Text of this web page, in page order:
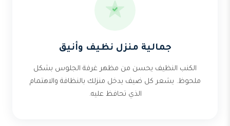
جمالية منزل نظيف وأنيق
الكنب النظيف يحسن من مظهر غرفة الجلوس بشكل
ملحوظ. يشعر كل ضيف يدخل منزلك بالنظافة والاهتمام
الذي تحافظ عليه.